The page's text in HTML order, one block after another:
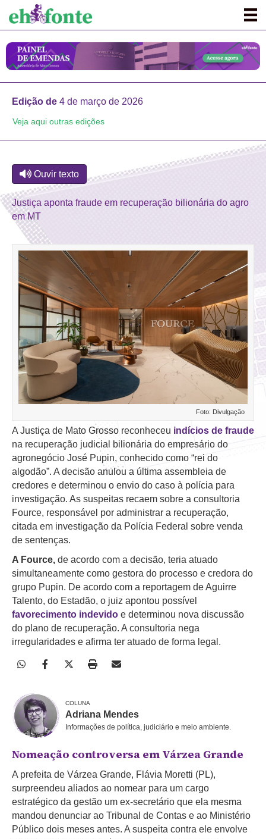
Edição de 4 de março de 2026
Veja aqui outras edições
Ouvir texto
Justiça aponta fraude em recuperação bilionária do agro
em MT
Foto: Divulgação
A Justiça de Mato Grosso reconheceu indícios de fraude
na recuperação judicial bilionária do empresário do
agronegócio José Pupin, conhecido como “rei do
algodão”. A decisão anulou a última assembleia de
credores e determinou o envio do caso à polícia para
investigação. As suspeitas recaem sobre a consultoria
Fource, responsável por administrar a recuperação,
citada em investigação da Polícia Federal sobre venda
de sentenças.
A Fource, de acordo com a decisão, teria atuado
simultaneamente como gestora do processo e credora do
grupo Pupin. De acordo com a reportagem de Aguirre
Talento, do Estadão, o juiz apontou possível
favorecimento indevido e determinou nova discussão
do plano de recuperação. A consultoria nega
irregularidades e afirma ter atuado de forma legal.
COLUNA
Adriana Mendes
Informações de política, judiciário e meio ambiente.
Nomeação controversa em Várzea Grande
A prefeita de Várzea Grande, Flávia Moretti (PL),
surpreendeu aliados ao nomear para um cargo
estratégico da gestão um ex-secretário que ela mesma
mandou denunciar ao Tribunal de Contas e ao Ministério
Público dois meses antes. A suspeita contra ele envolve